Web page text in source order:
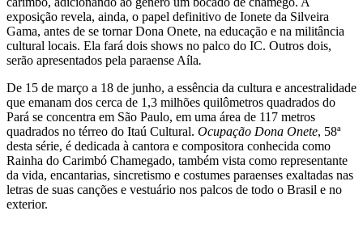
exposição revela, ainda, o papel definitivo de Ionete da Silveira
Gama, antes de se tornar Dona Onete, na educação e na militância
cultural locais. Ela fará dois shows no palco do IC. Outros dois,
serão apresentados pela paraense Aíla.
De 15 de março a 18 de junho, a essência da cultura e ancestralidade
que emanam dos cerca de 1,3 milhões quilômetros quadrados do
Pará se concentra em São Paulo, em uma área de 117 metros
quadrados no térreo do Itaú Cultural. Ocupação Dona Onete, 58ª
desta série, é dedicada à cantora e compositora conhecida como
Rainha do Carimbó Chamegado, também vista como representante
da vida, encantarias, sincretismo e costumes paraenses exaltadas nas
letras de suas canções e vestuário nos palcos de todo o Brasil e no
exterior.